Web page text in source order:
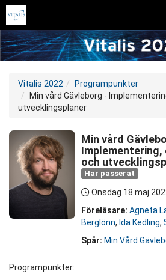
Vitalis 2022
Programpunkter
Min vård Gävleborg -
utvecklingsplaner
Min vård
och
Har passerat
Onsdag 18 maj
Föreläsare: Agneta
Berglönn, Ida Kedling,
Spår: Min Vård
Programpunkter: